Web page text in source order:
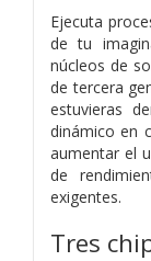
Ejecuta
de tu
núcleos de
de tercera
estuvieras
dinámico en
aumentar el
de
exigentes.
Tres